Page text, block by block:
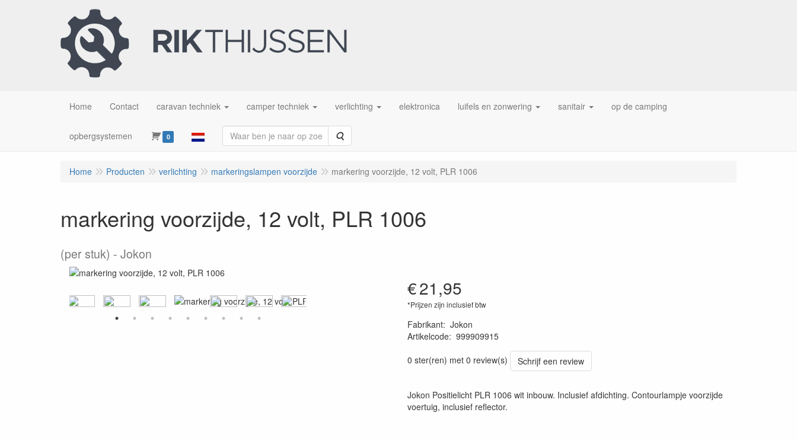
Home Contact caravan techniek camper techniek verlichting elektronica luifels en zonwering sanitair op de camping
opbergsystemen 0 Zoeken
Home Producten verlichting markeringslampen voorzijde markering voorzijde, 12 volt, PLR 1006
markering voorzijde, 12 volt, PLR 1006
(per stuk) Jokon
€21,95
*Prijzen zijn inclusief btw
Fabrikant: Jokon
Artikelcode: 999909915
0 ster(ren) met 0 review(s)
Schrijf een review
Jokon Positielicht PLR 1006 wit inbouw. Inclusief afdichting. Contourlampje voorzijde
voertuig, inclusief reflector.